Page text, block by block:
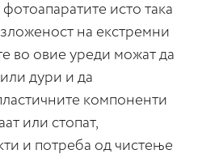
исто така
на екстремни
во овие уреди можат да
дури и да
компоненти
или стопат,
и потреба од чистење